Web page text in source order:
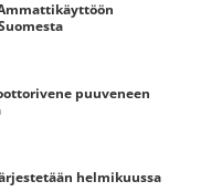
puuveneen
helmikuussa